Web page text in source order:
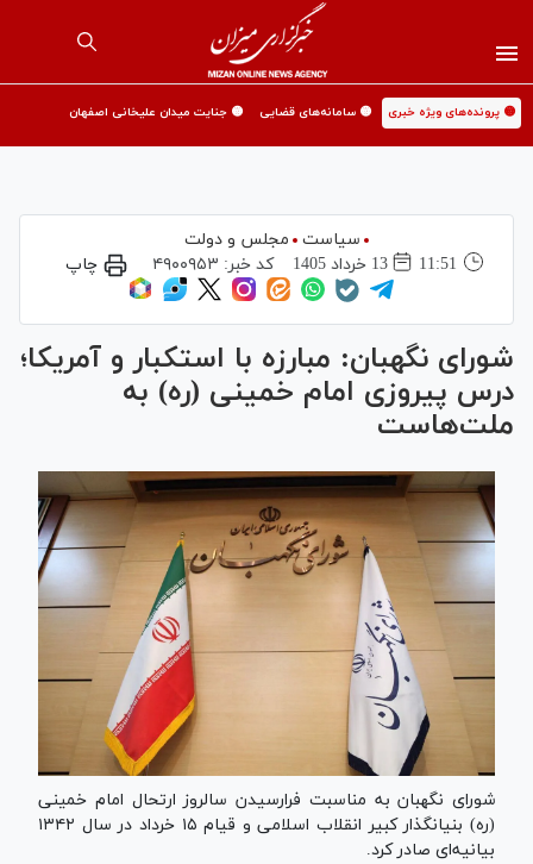
🟡 پرونده‌های ویژه خبری 🟡 سامانه‌های قضایی 🟡 جنایت میدان علیخانی اصفهان
سیاست
مجلس و دولت
11:51
13 خرداد 1405 کد خبر: ۴۹۰۰۹۵۳ چاپ
شورای نگهبان: مبارزه با استکبار و آمریکا؛
درس پیروزی امام خمینی (ره) به
ملت‌هاست
شورای نگهبان به مناسبت فرارسیدن سالروز ارتحال امام خمینی
(ره) بنیانگذار کبیر انقلاب اسلامی و قیام ۱۵ خرداد در سال ۱۳۴۲
بیانیه‌ای صادر کرد.